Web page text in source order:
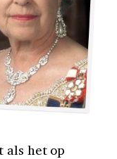
als het op